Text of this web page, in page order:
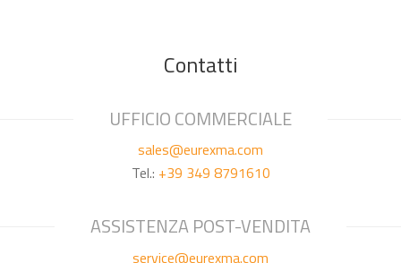
Contatti
UFFICIO COMMERCIALE
sales@eurexma.com
Tel.: +39 349 8791610
ASSISTENZA POST-VENDITA
service@eurexma.com